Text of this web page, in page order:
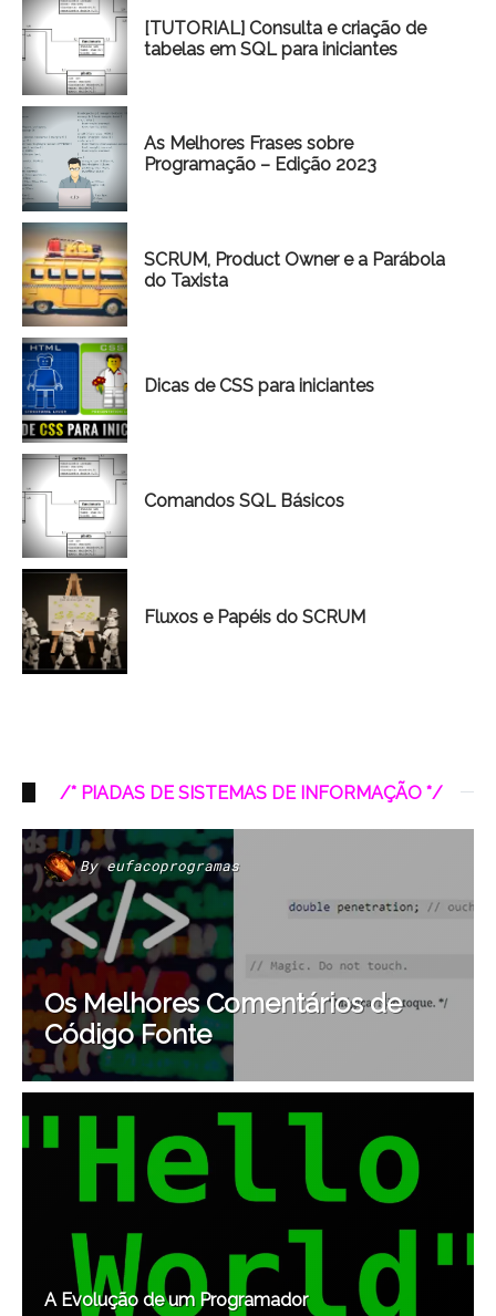
[TUTORIAL] Consulta e criação de
tabelas em SQL para iniciantes
As Melhores Frases sobre
Programação – Edição 2023
SCRUM, Product Owner e a Parábola
do Taxista
Dicas de CSS para iniciantes
Comandos SQL Básicos
Fluxos e Papéis do SCRUM
/* PIADAS DE SISTEMAS DE INFORMAÇÃO */
Byeufacoprogramas
Os Melhores Comentários de
Código Fonte
A Evolução de um Programador